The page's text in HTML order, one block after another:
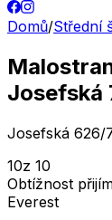
Domů/Střední
Josefská
Josefská 626/
10z 10
Obtížnost
Everest